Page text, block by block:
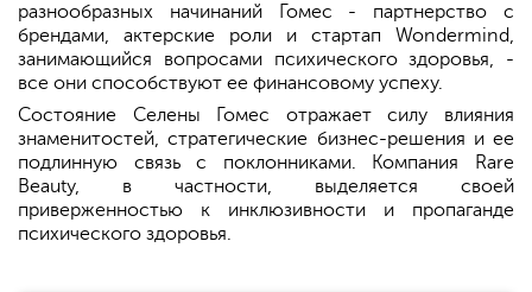
разнообразных начинаний Гомес - партнерство с
брендами, актерские роли и стартап Wondermind,
занимающийся вопросами психического здоровья, -
все они способствуют ее финансовому успеху.
Состояние Селены Гомес отражает силу влияния
знаменитостей, стратегические бизнес-решения и ее
подлинную связь с поклонниками. Компания Rare
Beauty, в частности, выделяется своей
приверженностью к инклюзивности и пропаганде
психического здоровья.